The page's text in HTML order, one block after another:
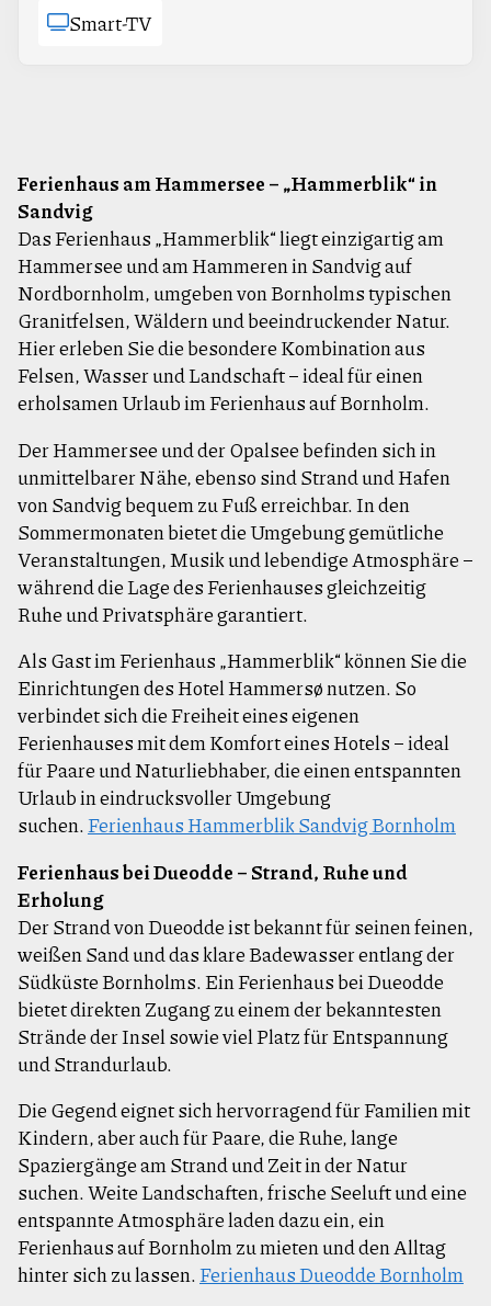
Smart-TV
Ferienhaus am Hammersee – „Hammerblik“ in
Sandvig
Das Ferienhaus „Hammerblik“ liegt einzigartig am
Hammersee und am Hammeren in Sandvig auf
Nordbornholm, umgeben von Bornholms typischen
Granitfelsen, Wäldern und beeindruckender Natur.
Hier erleben Sie die besondere Kombination aus
Felsen, Wasser und Landschaft – ideal für einen
erholsamen Urlaub im Ferienhaus auf Bornholm.
Der Hammersee und der Opalsee befinden sich in
unmittelbarer Nähe, ebenso sind Strand und Hafen
von Sandvig bequem zu Fuß erreichbar. In den
Sommermonaten bietet die Umgebung gemütliche
Veranstaltungen, Musik und lebendige Atmosphäre –
während die Lage des Ferienhauses gleichzeitig
Ruhe und Privatsphäre garantiert.
Als Gast im Ferienhaus „Hammerblik“ können Sie die
Einrichtungen des Hotel Hammersø nutzen. So
verbindet sich die Freiheit eines eigenen
Ferienhauses mit dem Komfort eines Hotels – ideal
für Paare und Naturliebhaber, die einen entspannten
Urlaub in eindrucksvoller Umgebung
suchen.Ferienhaus Hammerblik Sandvig Bornholm
Ferienhaus bei Dueodde – Strand, Ruhe und
Erholung
Der Strand von Dueodde ist bekannt für seinen feinen,
weißen Sand und das klare Badewasser entlang der
Südküste Bornholms. Ein Ferienhaus bei Dueodde
bietet direkten Zugang zu einem der bekanntesten
Strände der Insel sowie viel Platz für Entspannung
und Strandurlaub.
Die Gegend eignet sich hervorragend für Familien mit
Kindern, aber auch für Paare, die Ruhe, lange
Spaziergänge am Strand und Zeit in der Natur
suchen. Weite Landschaften, frische Seeluft und eine
entspannte Atmosphäre laden dazu ein, ein
Ferienhaus auf Bornholm zu mieten und den Alltag
hinter sich zu lassen.Ferienhaus Dueodde Bornholm